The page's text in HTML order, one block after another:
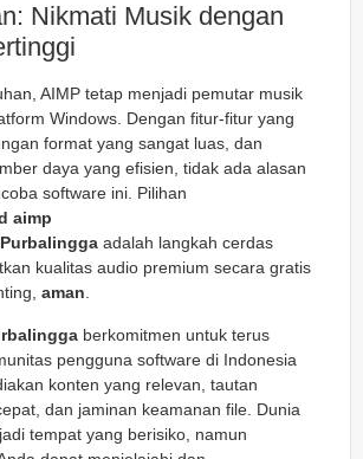
Nikmati Musik dengan
AIMP tetap menjadi pemutar musik
Windows. Dengan fitur-fitur yang
format yang sangat luas, dan
daya yang efisien, tidak ada alasan
software ini. Pilihan
aimp
adalah langkah cerdas
kualitas audio premium secara gratis
aman.
berkomitmen untuk terus
pengguna software di Indonesia
konten yang relevan, tautan
dan jaminan keamanan file. Dunia
tempat yang berisiko, namun